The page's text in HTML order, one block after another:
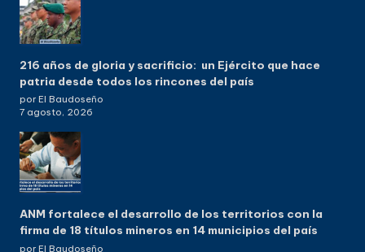
216 años de gloria y sacrificio: un Ejército que hace
patria desde todos los rincones del país
por El Baudoseño
7 agosto, 2026
ANM fortalece el desarrollo de los territorios con la
firma de 18 títulos mineros en 14 municipios del país
por El Baudoseño